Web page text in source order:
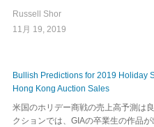
Russell Shor
11月 19, 2019
Bullish Predictions for 2019 Holiday
Hong Kong Auction Sales
米国のホリデー商戦の売上高予測は
クションでは、GIAの卒業生の作品が